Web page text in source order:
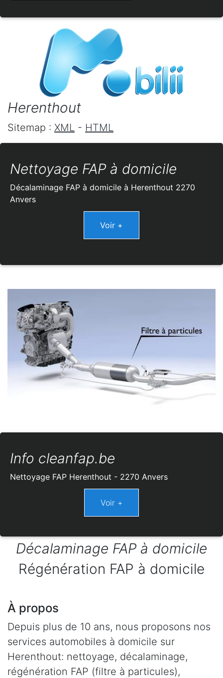
Herenthout
Sitemap : XML - HTML
Nettoyage FAP à domicile
Décalaminage FAP à domicile à Herenthout 2270
Anvers
Voir +
Info cleanfap.be
Nettoyage FAP Herenthout - 2270 Anvers
Décalaminage FAP à domicile
Régénération FAP à domicile
À propos
Depuis plus de 10 ans, nous proposons nos
services automobiles à domicile sur
Herenthout: nettoyage, décalaminage,
régénération FAP (filtre à particules),